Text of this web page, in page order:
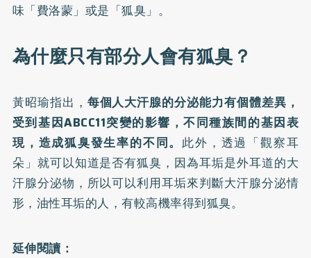
味「費洛蒙」或是「狐臭」。
為什麼只有部分人會有狐臭？
黃昭瑜指出， 每個人大汗腺的分泌能力有個體差異，
受到基因ABCC11突變的影響，不同種族間的基因表
現，造成狐臭發生率的不同。此外，透過「觀察耳
朵」就可以知道是否有狐臭，因為耳垢是外耳道的大
汗腺分泌物，所以可以利用耳垢來判斷大汗腺分泌情
形，油性耳垢的人，有較高機率得到狐臭。
延伸閱讀：